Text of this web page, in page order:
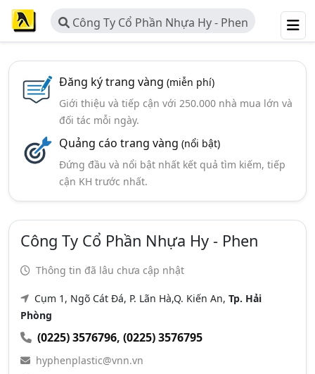
Công Ty Cổ Phần Nhựa Hy - Phen
Đăng ký trang vàng (miễn phí)
Giới thiệu và tiếp cận với 250.000 nhà mua lớn và
đối tác mỗi ngày.
Quảng cáo trang vàng (nổi bật)
Đứng đầu và nổi bật nhất kết quả tìm kiếm, tiếp
cận KH trước nhất.
Công Ty Cổ Phần Nhựa Hy - Phen
Thông tin đã lâu chưa cập nhật
Cụm 1, Ngõ Cát Đá, P. Lãn Hà,Q. Kiến An, Tp. Hải
Phòng
(0225) 3576796, (0225) 3576795
hyphenplastic@vnn.vn